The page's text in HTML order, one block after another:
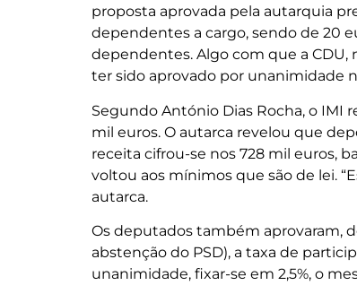
proposta aprovada pela autarquia
dependentes a cargo, sendo de 20
dependentes. Algo com que a CDU,
ter sido aprovado por unanimidade
Segundo António Dias Rocha, o IMI
mil euros. O autarca revelou que
receita cifrou-se nos 728 mil euros,
voltou aos mínimos que são de lei.
autarca.
Os deputados também aprovaram,
abstenção do PSD), a taxa de
unanimidade, fixar-se em 2,5%, o